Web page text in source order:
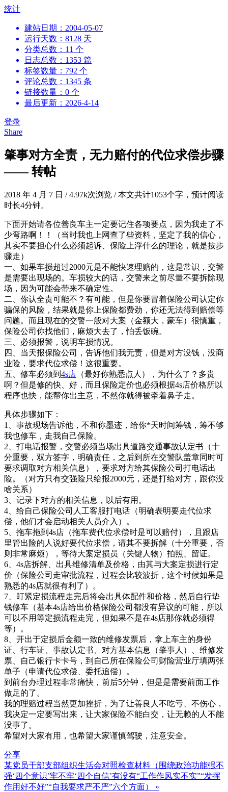
跳
统计
建站日期：2004-05-07
运行天数：8128 天
分类总数：11 个
日志总数：1353 篇
标签数量：792 个
评论总数：1345 条
链接数量：0 个
最后更新：2026-4-14
登录
Share
肇事对方全责，无力赔付的代位求偿步骤
—— 转帖
2018 年 4 月 7 日 /4.97k次浏览 /本文共计1053个字，预计阅读
时长4分钟。
下面开始请各位善良车主一定要记住各项要点，因为我走了不
少弯路啊！！（当时我也上网查了些资料，坚定了我的信心，
其实不要担心什么必须起诉、保险上浮什么的理论，就是按步
骤走）
一、如果车损超过2000元是不能快速理赔的，这是常识，交警
是需要出现场的。车损较大的话，交警来之前尽量不要拆除现
场，因为可能会带来不确定性。
二、你认全责可能不？有可能，但是你要冒着保险公司认定你
骗保的风险，结果就是你上保险都费劲，你还无法得到赔偿等
问题。而且现在的交警一般对大案（金额大，豪车）很慎重，
保险公司你找他们，麻烦大去了，怕丢饭碗。
三、必须报警，说明车损情况。
四、当天报保险公司，告诉他们我无责，但是对方没钱，没商
业险，要求代位求偿！这很重要。
五、修车必须到 4s店 （最好你熟悉点人），为什么了？多贵
啊？但是修的快、好，而且保险定价也必须根据4s店价格所以
程序也快，能帮你出主意，不然你就得被牵着鼻子走。
具体步骤如下：
1、事故现场告诉他，不和你墨迹，给你*天时间筹钱，筹不够
我也修车，走我自己保险。
2、打电话报警，交警必须当场出具道路交通事故认定书（十
分重要，双方签字，明确责任，之后到所在交警队盖章同时可
要求调取对方相关信息），要求对方给其保险公司打电话出
险。（对方只有交强险只给报2000元，还是打给对方，跟你没
啥关系）
3、记录下对方的相关信息，以后有用。
4、给自己保险公司人工客服打电话（明确表明要走代位求
偿，他们才会启动相关人员介入）。
5、拖车拖到4s店（拖车费代位求偿时是可以赔付），且跟店
里管出险的人说好要代位求偿，请其不要拆解（十分重要，否
则非常麻烦），等待大案定损员（关键人物）拍照、留证。
6、4s店拆解、出具维修清单及价格，由其与大案定损进行定
价（保险公司走审批流程，过程会比较波折，这个时候如果是
熟悉的4s店就很有利了）。
7、盯紧定损流程走完后将会出具体配件和价格，然后自行垫
钱修车（基本4s店给出价格保险公司都没有异议的可能，所以
可以不用等定损流程走完，但如果不是在4s店那你就必须得
等）。
8、开出于定损后金额一致的维修发票后，拿上车主的身份
证、行车证、事故认定书、对方基本信息（肇事人）、维修发
票、自己银行卡卡号，到自己所在保险公司财险营业厅填两张
单子（申请代位求偿、委托追偿）。
到前台办理过程非常痛快，前后5分钟，但是是需要前面工作
做足的了。
我的理赔过程当然更加挫折，为了让善良人不吃亏、不伤心，
我决定一定要写出来，让大家保险不能白交，让无赖的人不能
没事了。
希望对大家有用，也希望大家谨慎驾驶，注意安全。
分享
文
章
某党员干部支部组织生活会对照检查材料（围绕政治功能强不
强‘四个意识’牢不牢‘四个自信’有没有“工作作风实不实”“发挥
作用好不好”“自我要求严不严”六个方面） »